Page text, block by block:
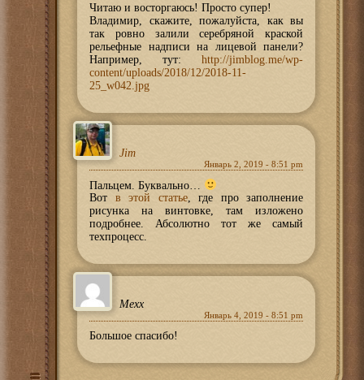
Читаю и восторгаюсь! Просто супер!
Владимир, скажите, пожалуйста, как вы
так ровно залили серебряной краской
рельефные надписи на лицевой панели?
Например, тут: http://jimblog.me/wp-
content/uploads/2018/12/2018-11-
25_w042.jpg
Jim
Январь 2, 2019 - 8:51 pm
Пальцем. Буквально…
Вот в этой статье, где про заполнение
рисунка на винтовке, там изложено
подробнее. Абсолютно тот же самый
техпроцесс.
Mexx
Январь 4, 2019 - 8:51 pm
Большое спасибо!